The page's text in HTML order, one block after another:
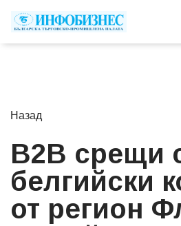
Назад
B2B срещи
белгийски
от регион